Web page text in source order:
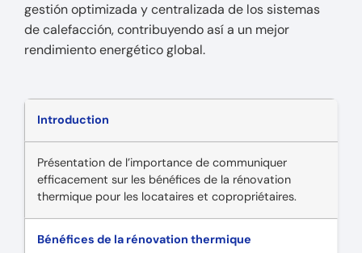
gestión optimizada y centralizada de los sistemas
de calefacción, contribuyendo así a un mejor
rendimiento energético global.
Introduction
Présentation de l’importance de communiquer
efficacement sur les bénéfices de la rénovation
thermique pour les locataires et copropriétaires.
Bénéfices de la rénovation thermique